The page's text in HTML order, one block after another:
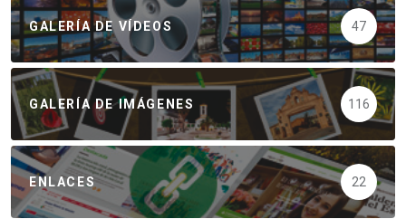
GALERÍA DE VÍDEOS 47
GALERÍA DE IMÁGENES 116
ENLACES 22